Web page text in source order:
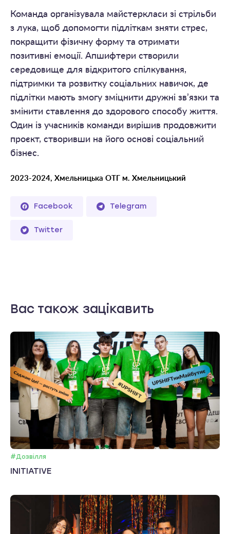
Команда організувала майстеркласи зі стрільби
з лука, щоб допомогти підліткам зняти стрес,
покращити фізичну форму та отримати
позитивні емоції. Апшифтери створили
середовище для відкритого спілкування,
підтримки та розвитку соціальних навичок, де
підлітки мають змогу зміцнити дружні зв’язки та
змінити ставлення до здорового способу життя.
Один із учасників команди вирішив продовжити
проєкт, створивши на його основі соціальний
бізнес.
2023-2024, Хмельницька ОТГ м. Хмельницький
Facebook Telegram
Twitter
Вас також зацікавить
#Дозвілля
INITIATIVE